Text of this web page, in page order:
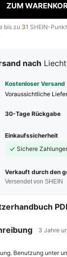
ZUM
bis zu 31 SHEIN-
nach
Kostenloser Versand
Voraussichtliche
30-Tage Rückgabe
Einkaufssicherheit
Sichere
Verkauft durch den
Versendet von SHEIN
3 Jahre
Benutzung unter